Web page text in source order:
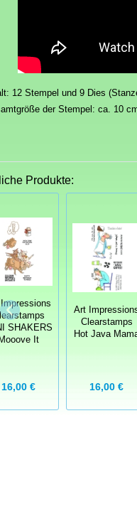
12 Stempel und 9 Dies
der Stempel: ca. 10
Produkte:
SHAKERS
Mooove It
16,00 €
Art
Clearstamps
Hot Java
16,00 €